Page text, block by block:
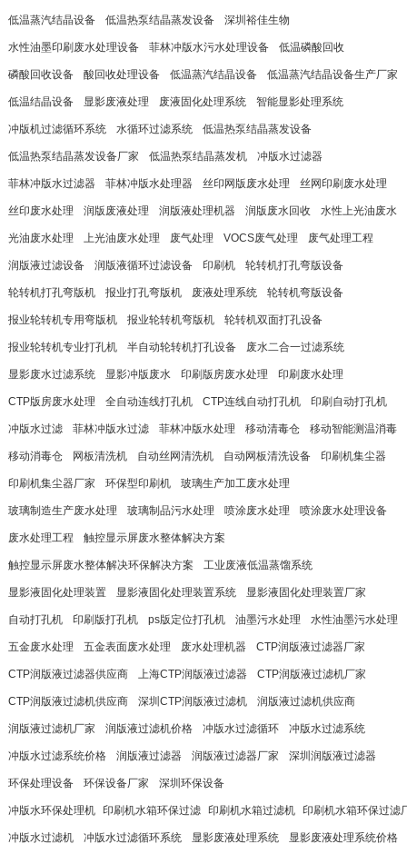
低温蒸汽结晶设备 低温热泵结晶蒸发设备 深圳裕佳生物
水性油墨印刷废水处理设备 菲林冲版水污水处理设备 低温磷酸回收
磷酸回收设备 酸回收处理设备 低温蒸汽结晶设备 低温蒸汽结晶设备生产厂家
低温结晶设备 显影废液处理 废液固化处理系统 智能显影处理系统
冲版机过滤循环系统 水循环过滤系统 低温热泵结晶蒸发设备
低温热泵结晶蒸发设备厂家 低温热泵结晶蒸发机 冲版水过滤器
菲林冲版水过滤器 菲林冲版水处理器 丝印网版废水处理 丝网印刷废水处理
丝印废水处理 润版废液处理 润版液处理机器 润版废水回收 水性上光油废水
光油废水处理 上光油废水处理 废气处理 VOCS废气处理 废气处理工程
润版液过滤设备 润版液循环过滤设备 印刷机 轮转机打孔弯版设备
轮转机打孔弯版机 报业打孔弯版机 废液处理系统 轮转机弯版设备
报业轮转机专用弯版机 报业轮转机弯版机 轮转机双面打孔设备
报业轮转机专业打孔机 半自动轮转机打孔设备 废水二合一过滤系统
显影废水过滤系统 显影冲版废水 印刷版房废水处理 印刷废水处理
CTP版房废水处理 全自动连线打孔机 CTP连线自动打孔机 印刷自动打孔机
冲版水过滤 菲林冲版水过滤 菲林冲版水处理 移动清毒仓 移动智能测温消毒
移动消毒仓 网板清洗机 自动丝网清洗机 自动网板清洗设备 印刷机集尘器
印刷机集尘器厂家 环保型印刷机 玻璃生产加工废水处理
玻璃制造生产废水处理 玻璃制品污水处理 喷涂废水处理 喷涂废水处理设备
废水处理工程 触控显示屏废水整体解决方案
触控显示屏废水整体解决环保解决方案 工业废液低温蒸馏系统
显影液固化处理装置 显影液固化处理装置系统 显影液固化处理装置厂家
自动打孔机 印刷版打孔机 ps版定位打孔机 油墨污水处理 水性油墨污水处理
五金废水处理 五金表面废水处理 废水处理机器 CTP润版液过滤器厂家
CTP润版液过滤器供应商 上海CTP润版液过滤器 CTP润版液过滤机厂家
CTP润版液过滤机供应商 深圳CTP润版液过滤机 润版液过滤机供应商
润版液过滤机厂家 润版液过滤机价格 冲版水过滤循环 冲版水过滤系统
冲版水过滤系统价格 润版液过滤器 润版液过滤器厂家 深圳润版液过滤器
环保处理设备 环保设备厂家 深圳环保设备
冲版水环保处理机 ​印刷机水箱环保过滤 ​印刷机水箱过滤机 印刷机水箱环保过滤
冲版水过滤机 冲版水过滤循环系统 显影废液处理系统 显影废液处理系统价格